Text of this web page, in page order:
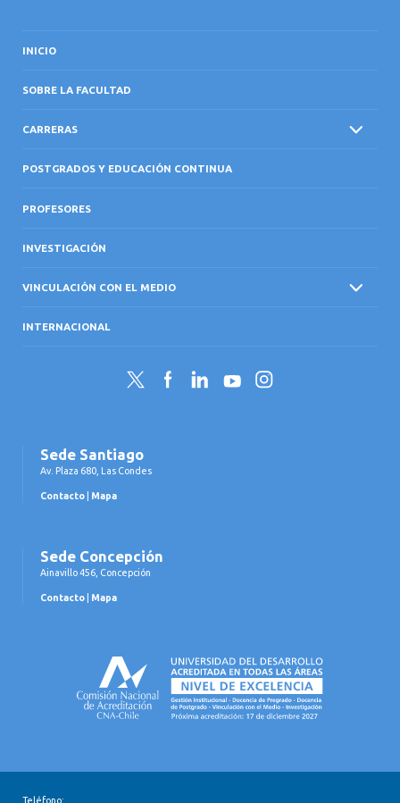
INICIO
SOBRE LA FACULTAD
CARRERAS
POSTGRADOS Y EDUCACIÓN CONTINUA
PROFESORES
INVESTIGACIÓN
VINCULACIÓN CON EL MEDIO
INTERNACIONAL
Twitter FacebookLinkedInYouTubeInstagram
Sede Santiago
Av. Plaza 680, Las Condes
Contacto Mapa
Sede Concepción
Ainavillo 456, Concepción
Contacto Mapa
Teléfono: